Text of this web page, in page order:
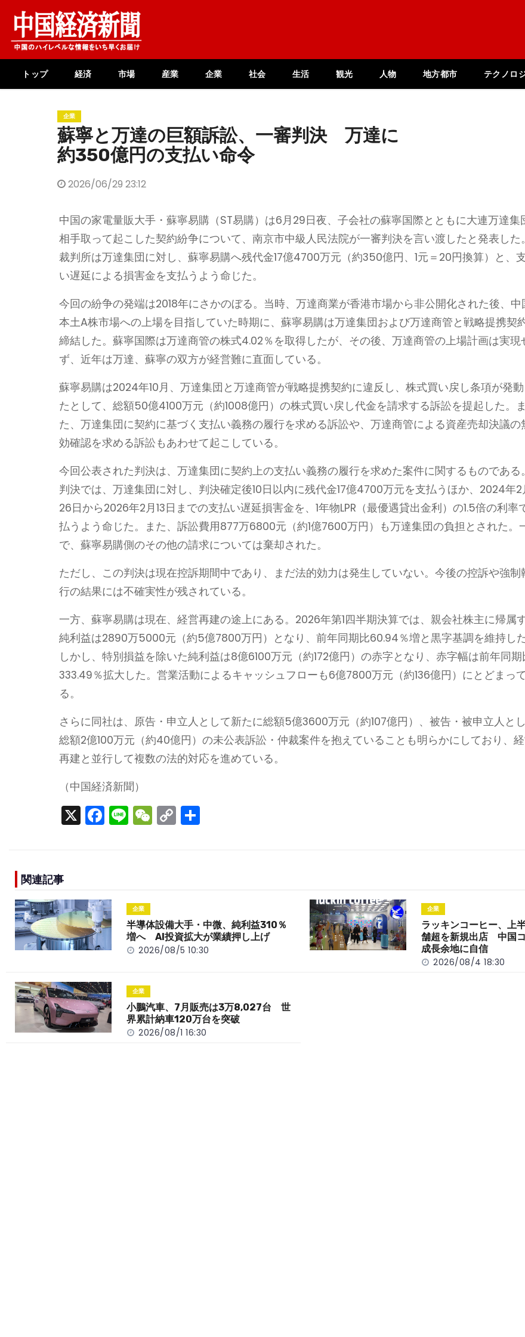
content
トップ 経済 市場 産業 企業 社会 生活 観光 人物 地方都市 テクノロ
企業
蘇寧と万達の巨額訴訟、一審判決 万達に
約350億円の支払い命令
2026/06/29 23:12
中国の家電量販大手・蘇寧易購（ST易購）は6月29日夜、子会社の蘇寧国際とともに大連万達集
相手取って起こした契約紛争について、南京市中級人民法院が一審判決を言い渡したと発表した。
裁判所は万達集団に対し、蘇寧易購へ残代金17億4700万元（約350億円、1元＝20円換算）と、
い遅延による損害金を支払うよう命じた。
今回の紛争の発端は2018年にさかのぼる。当時、万達商業が香港市場から非公開化された後、中
本土A株市場への上場を目指していた時期に、蘇寧易購は万達集団および万達商管と戦略提携契
締結した。蘇寧国際は万達商管の株式4.02％を取得したが、その後、万達商管の上場計画は実現
ず、近年は万達、蘇寧の双方が経営難に直面している。
蘇寧易購は2024年10月、万達集団と万達商管が戦略提携契約に違反し、株式買い戻し条項が発動
たとして、総額50億4100万元（約1008億円）の株式買い戻し代金を請求する訴訟を提起した。ま
た、万達集団に契約に基づく支払い義務の履行を求める訴訟や、万達商管による資産売却決議の
効確認を求める訴訟もあわせて起こしている。
今回公表された判決は、万達集団に契約上の支払い義務の履行を求めた案件に関するものである。
判決では、万達集団に対し、判決確定後10日以内に残代金17億4700万元を支払うほか、2024年2
26日から2026年2月13日までの支払い遅延損害金を、1年物LPR（最優遇貸出金利）の1.5倍の利率
払うよう命じた。また、訴訟費用877万6800元（約1億7600万円）も万達集団の負担とされた。
で、蘇寧易購側のその他の請求については棄却された。
ただし、この判決は現在控訴期間中であり、まだ法的効力は発生していない。今後の控訴や強制
行の結果には不確実性が残されている。
一方、蘇寧易購は現在、経営再建の途上にある。2026年第1四半期決算では、親会社株主に帰属
純利益は2890万5000元（約5億7800万円）となり、前年同期比60.94％増と黒字基調を維持した
しかし、特別損益を除いた純利益は8億6100万元（約172億円）の赤字となり、赤字幅は前年同期
333.49％拡大した。営業活動によるキャッシュフローも6億7800万元（約136億円）にとどまっ
る。
さらに同社は、原告・申立人として新たに総額5億3600万元（約107億円）、被告・被申立人と
総額2億100万元（約40億円）の未公表訴訟・仲裁案件を抱えていることも明らかにしており、
再建と並行して複数の法的対応を進めている。
（中国経済新聞）
X F
a
o
o
k
Li
n
W
e
C
o
k
関連記事
企業
半導体設備大手・中微、純利益310％
増へ AI投資拡大が業績押し上げ
2026/08/5 10:30
企業
ラッキンコーヒー、上
舗超を新規出店 中国
成長余地に自信
2026/08/4 18:30
企業
小鵬汽車、7月販売は3万8,027台 世
界累計納車120万台を突破
2026/08/1 16:30